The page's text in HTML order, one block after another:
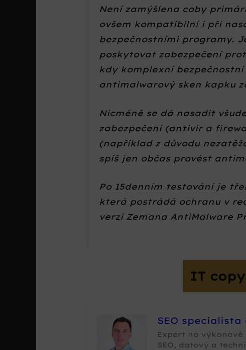
Není zamýšlena coby
ovšem kompatibilní i při
bezpečnostními programy.
poskytovat zabezpečení
kdy komplexní
antimalwarový sken kapku
Nicméně se dá nasadit
zabezpečení (antivir a
(například z důvodu
spíš jen občas provést
Po 15denním testování je
která postrádá ochranu v
verzi Zemana AntiMalware
IT
SEO
Expert na výkonově
SEO, datový a